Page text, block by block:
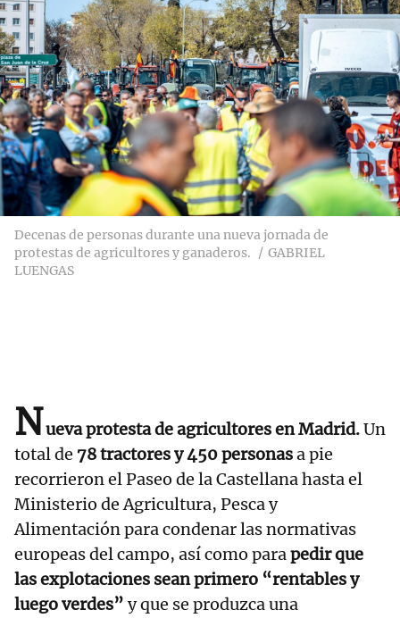
Decenas de personas durante una nueva jornada de
protestas de agricultores y ganaderos.
GABRIEL
LUENGAS
Nueva protesta de agricultores en Madrid.Un
total de 78 tractores y 450 personasa pie
recorrieron el Paseo de la Castellana hasta el
Ministerio de Agricultura, Pesca y
Alimentación para condenar las normativas
europeas del campo, así como parapedir que
las explotaciones sean primero “rentables y
luego verdes” y que se produzca una